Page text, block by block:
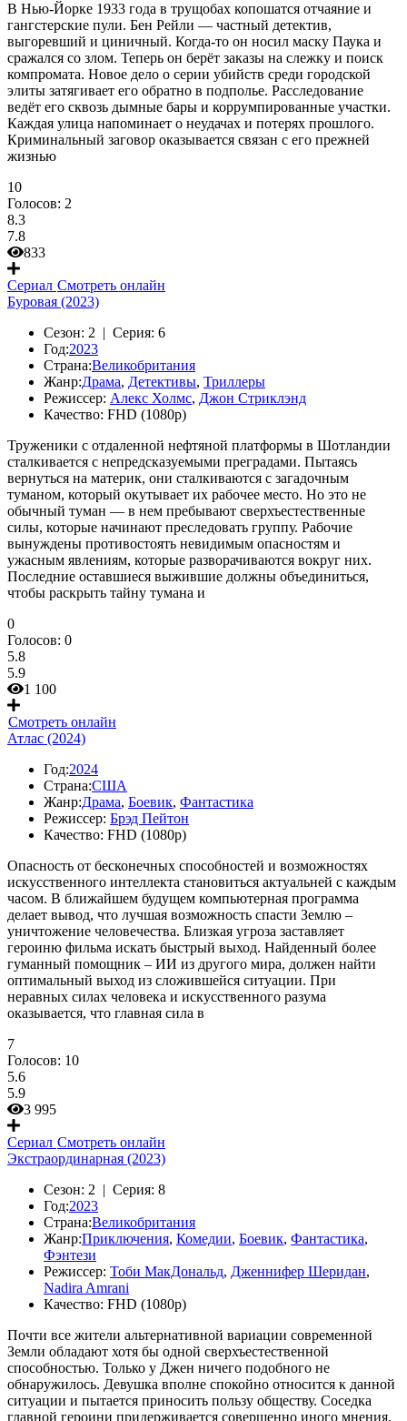
В Нью-Йорке 1933 года в трущобах копошатся отчаяние и
гангстерские пули. Бен Рейли — частный детектив,
выгоревший и циничный. Когда-то он носил маску Паука и
сражался со злом. Теперь он берёт заказы на слежку и поиск
компромата. Новое дело о серии убийств среди городской
элиты затягивает его обратно в подполье. Расследование
ведёт его сквозь дымные бары и коррумпированные участки.
Каждая улица напоминает о неудачах и потерях прошлого.
Криминальный заговор оказывается связан с его прежней
жизнью
10
Голосов: 2
8.3
7.8
833
Сериал Смотреть онлайн
Буровая (2023)
Сезон: 2 | Серия: 6
Год:2023
Страна:Великобритания
Жанр:Драма, Детективы, Триллеры
Режиссер: Алекс Холмс, Джон Стриклэнд
Качество: FHD (1080p)
Труженики с отдаленной нефтяной платформы в Шотландии
сталкивается с непредсказуемыми преградами. Пытаясь
вернуться на материк, они сталкиваются с загадочным
туманом, который окутывает их рабочее место. Но это не
обычный туман — в нем пребывают сверхъестественные
силы, которые начинают преследовать группу. Рабочие
вынуждены противостоять невидимым опасностям и
ужасным явлениям, которые разворачиваются вокруг них.
Последние оставшиеся выжившие должны объединиться,
чтобы раскрыть тайну тумана и
0
Голосов: 0
5.8
5.9
1 100
Смотреть онлайн
Атлас (2024)
Год:2024
Страна:США
Жанр:Драма, Боевик, Фантастика
Режиссер: Брэд Пейтон
Качество: FHD (1080p)
Опасность от бесконечных способностей и возможностях
искусственного интеллекта становиться актуальней с каждым
часом. В ближайшем будущем компьютерная программа
делает вывод, что лучшая возможность спасти Землю –
уничтожение человечества. Близкая угроза заставляет
героиню фильма искать быстрый выход. Найденный более
гуманный помощник – ИИ из другого мира, должен найти
оптимальный выход из сложившейся ситуации. При
неравных силах человека и искусственного разума
оказывается, что главная сила в
7
Голосов: 10
5.6
5.9
3 995
Сериал Смотреть онлайн
Экстраординарная (2023)
Сезон: 2 | Серия: 8
Год:2023
Страна:Великобритания
Жанр:Приключения, Комедии, Боевик, Фантастика,
Фэнтези
Режиссер: Тоби МакДональд, Дженнифер Шеридан,
Nadira Amrani
Качество: FHD (1080p)
Почти все жители альтернативной вариации современной
Земли обладают хотя бы одной сверхъестественной
способностью. Только у Джен ничего подобного не
обнаружилось. Девушка вполне спокойно относится к данной
ситуации и пытается приносить пользу обществу. Соседка
главной героини придерживается совершенно иного мнения.